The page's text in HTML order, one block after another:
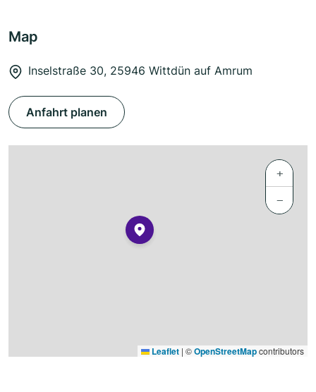
Map
Inselstraße 30, 25946 Wittdün auf Amrum
Anfahrt planen
+
−
Leaflet | ©OpenStreetMapcontributors